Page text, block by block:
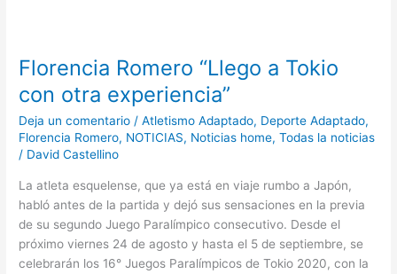
Florencia Romero “Llego a Tokio
con otra experiencia”
Deja un comentario /Atletismo Adaptado, Deporte Adaptado,
Florencia Romero, NOTICIAS, Noticias home,Todas la noticias
/ David Castellino
La atleta esquelense, que ya está en viaje rumbo a Japón,
habló antes de la partida y dejó sus sensaciones en la previa
de su segundo Juego Paralímpico consecutivo. Desde el
próximo viernes 24 de agosto y hasta el 5 de septiembre, se
celebrarán los 16° Juegos Paralímpicos de Tokio 2020, con la
“Llego
Tokio
con
otra
experiencia”